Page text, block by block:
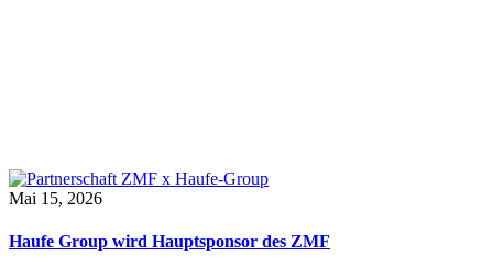
Mai 15, 2026
Haufe Group wird Hauptsponsor des ZMF